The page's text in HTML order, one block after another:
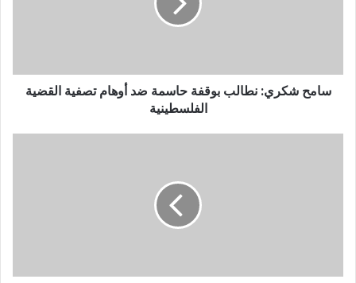
سامح شكري: نطالب بوقفة حاسمة ضد أوهام تصفية القضية
الفلسطينية